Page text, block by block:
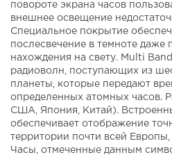
повороте экрана часов
внешнее освещение
Специальное покрытие
послесвечение в темноте даже
нахождения на свету. Multi
радиоволн, поступающих из
планеты, которые передают
определенных атомных часов.
США, Япония, Китай).
обеспечивает отображение
территории почти всей
Часы, отмеченные данным